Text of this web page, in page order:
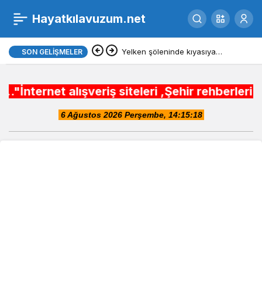
Hayatkılavuzum.net
SON GELIŞMELER Yelken şöleninde kıyasıya
alışveriş siteleri ,Şehir
golcukte-minik-
voleybolcular-plajda-
9ni3YtHQ.jpg
0 Paylaş